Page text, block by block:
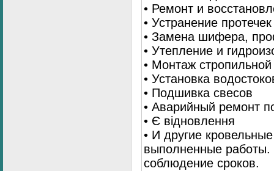
• Ремонт и
• Устранение протечек
• Замена шифера,
• Утепление и
• Монтаж
• Установка
• Подшивка свесов
• Аварийный ремонт
• Є відновлення
• И другие
выполненные работы.
соблюдение сроков.